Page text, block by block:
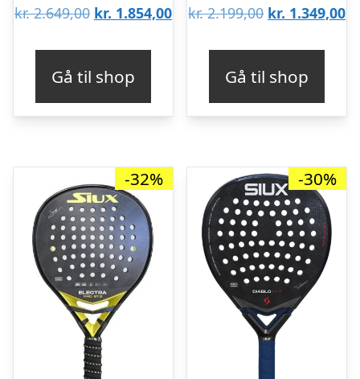
kr.2.649,00 Den
var:
kr. 2.649,00.
kr. 1.854,00Den
kr. 1.854,00.
Gå til shop
kr.2.199,00 Den
var:
kr. 2.199,00.
kr. 1.349,00
Gå til shop
-32% -30%